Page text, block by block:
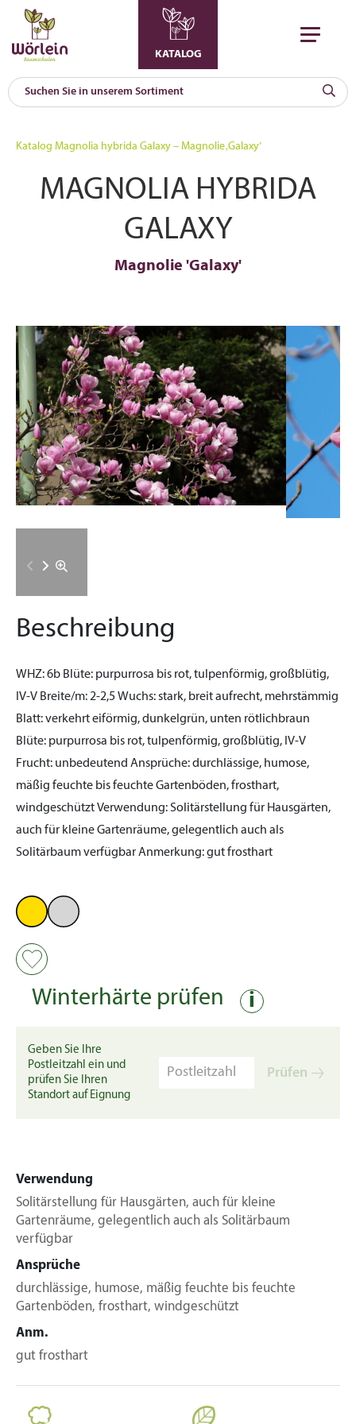
KATALOG
Katalog Magnolia hybrida Galaxy – Magnolie ‚Galaxy‘
MAGNOLIA HYBRIDA
GALAXY
Magnolie 'Galaxy'
Beschreibung
WHZ:6b Blüte: purpurrosa bis rot, tulpenförmig, großblütig,
IV-V Breite/m:2-2,5Wuchs:stark, breit aufrecht, mehrstämmig
Blatt:verkehrt eiförmig, dunkelgrün, unten rötlichbraun
Blüte: purpurrosa bis rot, tulpenförmig, großblütig, IV-V
Frucht: unbedeutend Ansprüche:durchlässige, humose,
mäßig feuchte bis feuchte Gartenböden, frosthart,
windgeschütztVerwendung:Solitärstellung für Hausgärten,
auch für kleine Gartenräume, gelegentlich auch als
Solitärbaum verfügbarAnmerkung:gut frosthart
Winterhärte prüfen i
Geben Sie Ihre
Postleitzahl ein und
prüfen Sie Ihren
Standort auf Eignung
Prüfen
Verwendung
Solitärstellung für Hausgärten, auch für kleine
Gartenräume, gelegentlich auch als Solitärbaum
verfügbar
Ansprüche
durchlässige, humose, mäßig feuchte bis feuchte
Gartenböden, frosthart, windgeschützt
Anm.
gut frosthart